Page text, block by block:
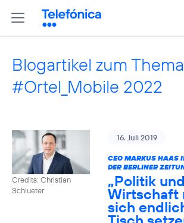
Blogartikel zum Thema
#Ortel_Mobile 2022
Credits: Christian
Schlueter
16. Juli 2019
CEO MARKUS HAAS
DER BERLINER
„Politik und
Wirtschaft
sich